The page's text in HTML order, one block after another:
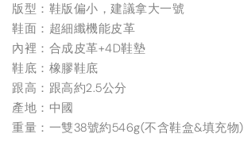
版型：鞋版偏小，建議拿大一號
鞋面：超細纖機能皮革
內裡：合成皮革+4D鞋墊
鞋底：橡膠鞋底
跟高：跟高約2.5公分
產地：中國
重量：一雙38號約546g(不含鞋盒&填充物)